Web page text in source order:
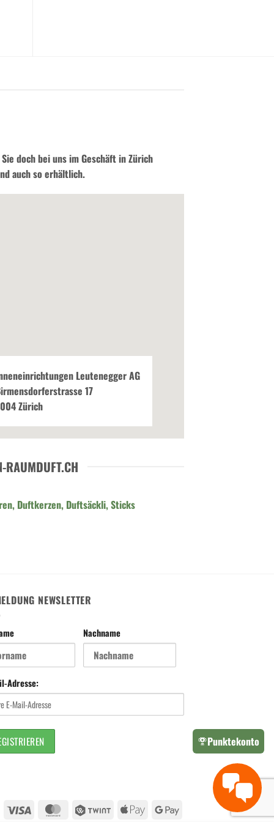
doch bei uns im Geschäft in Zürich
auch so erhältlich.
Leutenegger AG
17
Zürich
RAUMDUFT.CH
Duftkerzen, Duftsäckli, Sticks
NEWSLETTER
Nachname
Adresse:
Visa MasterCard Twint
Apple
Google
Punktekonto